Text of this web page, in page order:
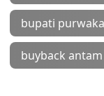
bupati
buyback